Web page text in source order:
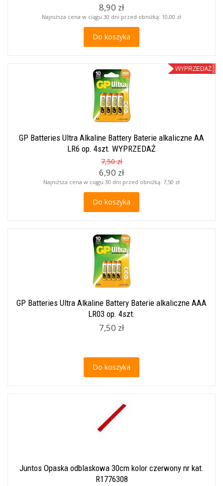
8,90 zł
Najniższa cena w ciągu 30 dni przed obniżką: 10,00 zł
Do koszyka
GP Batteries Ultra Alkaline Battery Baterie alkaliczne AA
LR6 op. 4szt. WYPRZEDAŻ
7,50 zł
6,90 zł
Najniższa cena w ciągu 30 dni przed obniżką: 7,50 zł
Do koszyka
GP Batteries Ultra Alkaline Battery Baterie alkaliczne AAA
LR03 op. 4szt.
7,50 zł
Do koszyka
Juntos Opaska odblaskowa 30cm kolor czerwony nr kat.
R1776308